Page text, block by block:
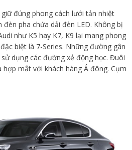
đúng phong cách lưới tản nhiệt
pha chứa dải đèn LED. Không bị
như K5 hay K7, K9 lại mang phong
biệt là 7-Series. Những đường gân
dụng các đường xẻ động học. Đuôi
hợp mắt với khách hàng Á đông. Cụm